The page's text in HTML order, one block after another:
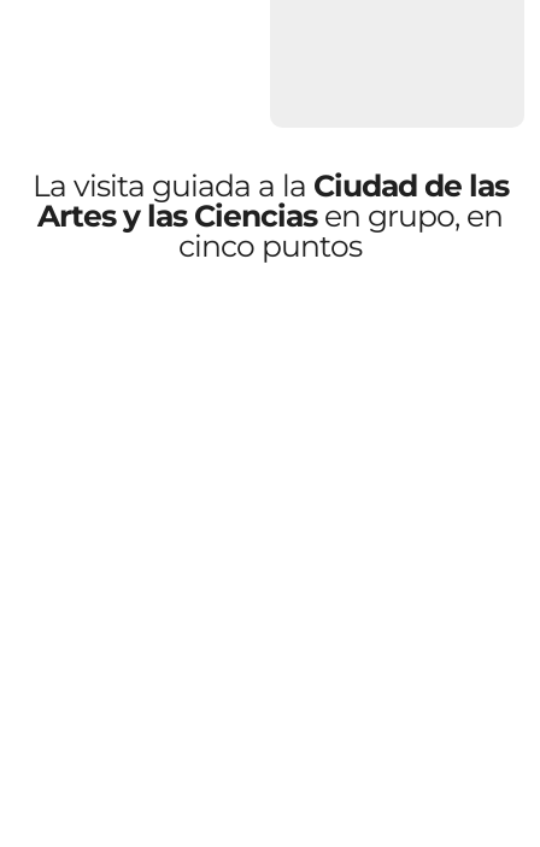
La visita guiada a la Ciudad de las
Artes y las Cienciasen grupo, en
cinco puntos